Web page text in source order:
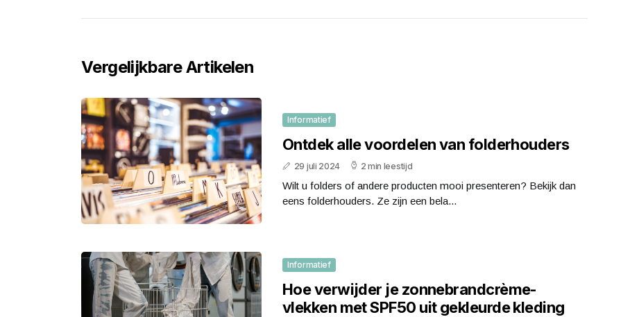
Vergelijkbare Artikelen
Informatief
Ontdek alle voordelen van folderhouders
29 juli 2024 2 min leestijd
Wilt u folders of andere producten mooi presenteren? Bekijk dan
eens folderhouders. Ze zijn een bela...
Informatief
Hoe verwijder je zonnebrandcrème-
vlekken met SPF50 uit gekleurde kleding